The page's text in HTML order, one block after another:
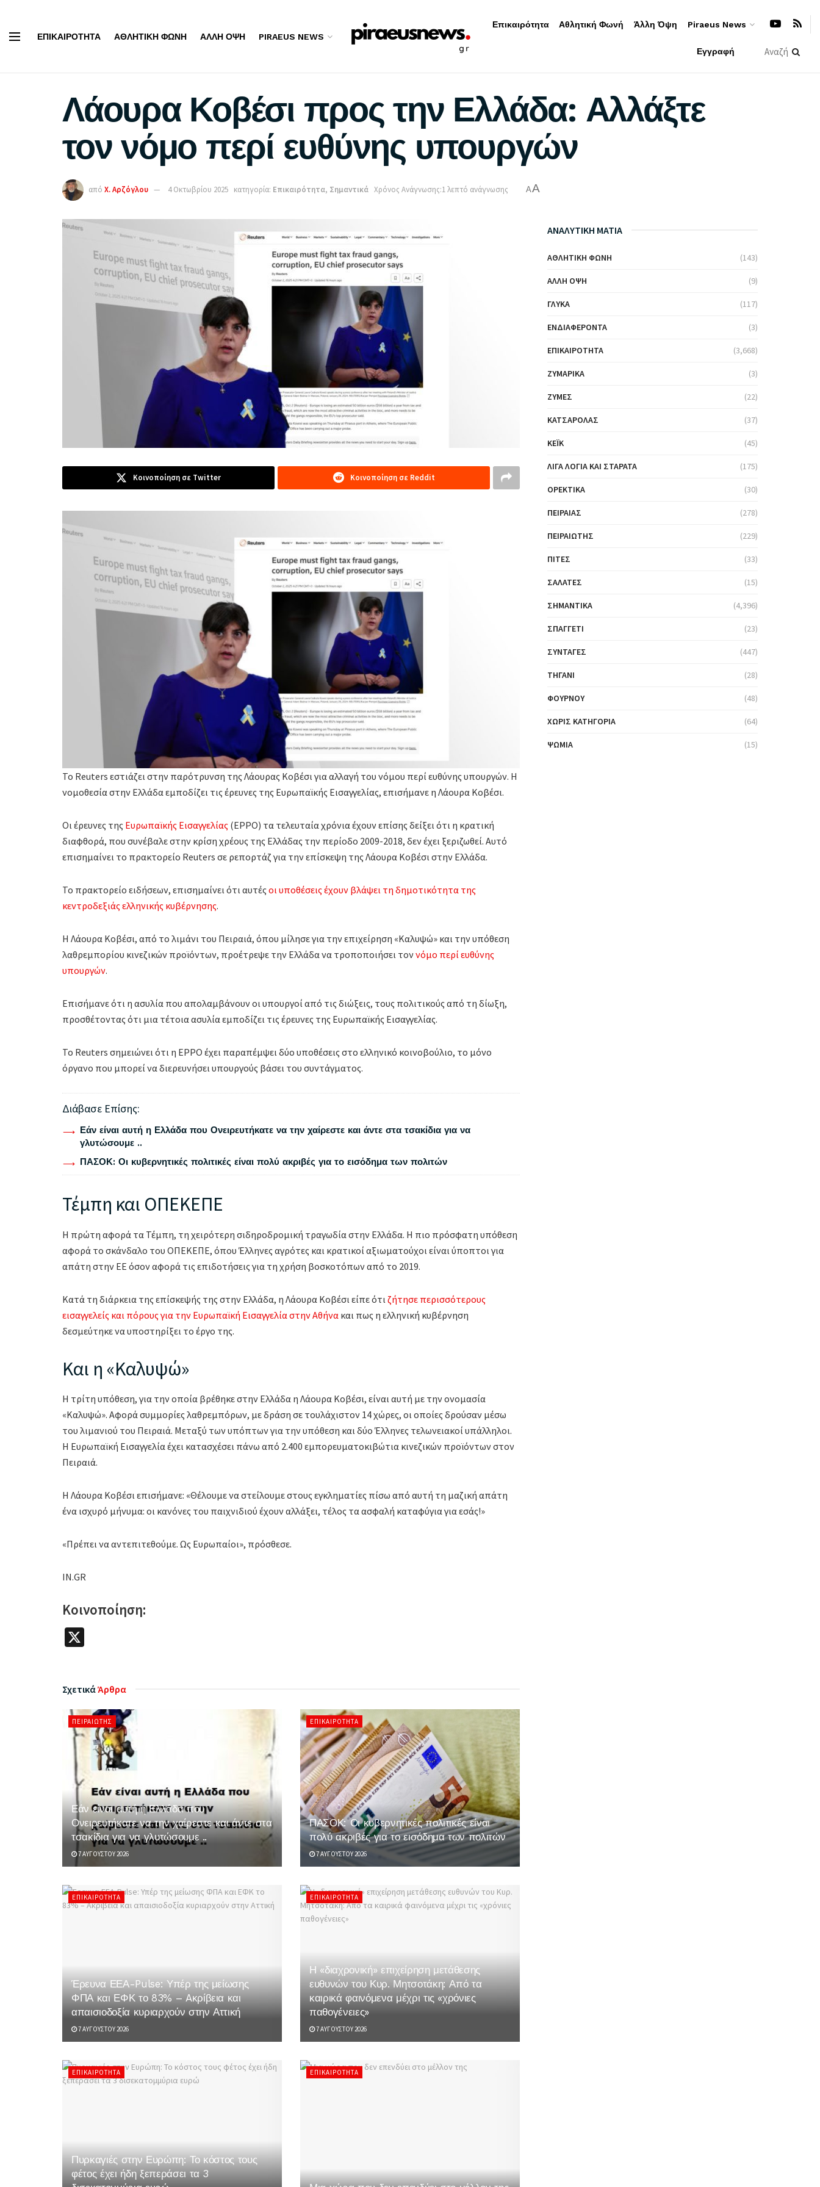
ΕΠΙΚΑΙΡΌΤΗΤΑ ΑΘΛΗΤΙΚΉ ΦΩΝΉ ΆΛΛΗ ΌΨΗ PIRAEUS NEWS
Επικαιρότητα Αθλητική Φωνή Άλλη Όψη Piraeus News
Εγγραφή
Λάουρα Κοβέσι προς την Ελλάδα: Αλλάξτε
τον νόμο περί ευθύνης υπουργών
από Χ. Αρζόγλου 4 Οκτωβρίου 2025 κατηγορία: Επικαιρότητα, Σημαντικά Χρόνος Ανάγνωσης:1 λεπτό ανάγνωσης AA
Κοινοποίηση σε Twitter Κοινοποίηση σε Reddit
To Reuters εστιάζει στην παρότρυνση της Λάουρας Κοβέσι για αλλαγή του νόμου περί ευθύνης υπουργών. Η
νομοθεσία στην Ελλάδα εμποδίζει τις έρευνες της Ευρωπαϊκής Εισαγγελίας, επισήμανε η Λάουρα Κοβέσι.
Οι έρευνες της Ευρωπαϊκής Εισαγγελίας (EPPO) τα τελευταία χρόνια έχουν επίσης δείξει ότι η κρατική
διαφθορά, που συνέβαλε στην κρίση χρέους της Ελλάδας την περίοδο 2009-2018, δεν έχει ξεριζωθεί. Αυτό
επισημαίνει το πρακτορείο Reuters σε ρεπορτάζ για την επίσκεψη της Λάουρα Κοβέσι στην Ελλάδα.
Το πρακτορείο ειδήσεων, επισημαίνει ότι αυτέςοι υποθέσεις έχουν βλάψει τη δημοτικότητα της
κεντροδεξιάς ελληνικής κυβέρνησης.
Η Λάουρα Κοβέσι, από το λιμάνι του Πειραιά, όπου μίλησε για την επιχείρηση «Καλυψώ» και την υπόθεση
λαθρεμπορίου κινεζικών προϊόντων, προέτρεψε την Ελλάδα να τροποποιήσει τοννόμο περί ευθύνης
υπουργών.
Επισήμανε ότι η ασυλία που απολαμβάνουν οι υπουργοί από τις διώξεις, τους πολιτικούς από τη δίωξη,
προσθέτοντας ότι μια τέτοια ασυλία εμποδίζει τις έρευνες της Ευρωπαϊκής Εισαγγελίας.
Το Reuters σημειώνει ότι η EPPO έχει παραπέμψει δύο υποθέσεις στο ελληνικό κοινοβούλιο, το μόνο
όργανο που μπορεί να διερευνήσει υπουργούς βάσει του συντάγματος.
Διάβασε Επίσης:
Εάν είναι αυτή η Ελλάδα που Ονειρευτήκατε να την χαίρεστε και άντε στα τσακίδια για να
γλυτώσουμε ..
ΠΑΣΟΚ: Οι κυβερνητικές πολιτικές είναι πολύ ακριβές για το εισόδημα των πολιτών
Τέμπη και ΟΠΕΚΕΠΕ
Η πρώτη αφορά τα Τέμπη, τη χειρότερη σιδηροδρομική τραγωδία στην Ελλάδα. Η πιο πρόσφατη υπόθεση
αφορά το σκάνδαλο του ΟΠΕΚΕΠΕ, όπου Έλληνες αγρότες και κρατικοί αξιωματούχοι είναι ύποπτοι για
απάτη στην ΕΕ όσον αφορά τις επιδοτήσεις για τη χρήση βοσκοτόπων από το 2019.
Κατά τη διάρκεια της επίσκεψής της στην Ελλάδα, η Λάουρα Κοβέσι είπε ότι ζήτησε περισσότερους
εισαγγελείς και πόρους για την Ευρωπαϊκή Εισαγγελία στην Αθήνα και πως η ελληνική κυβέρνηση
δεσμεύτηκε να υποστηρίξει το έργο της.
Και η «Καλυψώ»
Η τρίτη υπόθεση, για την οποία βρέθηκε στην Ελλάδα η Λάουρα Κοβέσι, είναι αυτή με την ονομασία
«Καλυψώ». Αφορά συμμορίες λαθρεμπόρων, με δράση σε τουλάχιστον 14 χώρες, οι οποίες δρούσαν μέσω
του λιμανιού του Πειραιά. Μεταξύ των υπόπτων για την υπόθεση και δύο Έλληνες τελωνειακοί υπάλληλοι.
Η Ευρωπαϊκή Εισαγγελία έχει κατασχέσει πάνω από 2.400 εμπορευματοκιβώτια κινεζικών προϊόντων στον
Πειραιά.
Η Λάουρα Κοβέσι επισήμανε: «Θέλουμε να στείλουμε στους εγκληματίες πίσω από αυτή τη μαζική απάτη
ένα ισχυρό μήνυμα: οι κανόνες του παιχνιδιού έχουν αλλάξει, τέλος τα ασφαλή καταφύγια για εσάς!»
«Πρέπει να αντεπιτεθούμε. Ως Ευρωπαίοι», πρόσθεσε.
IN.GR
Κοινοποίηση:
ΣχετικάΆρθρα
ΠΕΙΡΑΙΏΤΗΣ
Εάν είναι αυτή η Ελλάδα που
Ονειρευτήκατε να την χαίρεστε και άντε στα
τσακίδια για να γλυτώσουμε ..
7 ΑΥΓΟΎΣΤΟΥ 2026
ΕΠΙΚΑΙΡΌΤΗΤΑ
ΠΑΣΟΚ: Οι κυβερνητικές πολιτικές είναι
πολύ ακριβές για το εισόδημα των πολιτών
7 ΑΥΓΟΎΣΤΟΥ 2026
ΕΠΙΚΑΙΡΌΤΗΤΑ
Έρευνα ΕΕΑ-Pulse: Υπέρ της μείωσης
ΦΠΑ και ΕΦΚ το 83% – Aκρίβεια και
απαισιοδοξία κυριαρχούν στην Αττική
7 ΑΥΓΟΎΣΤΟΥ 2026
ΕΠΙΚΑΙΡΌΤΗΤΑ
Η «διαχρονική» επιχείρηση μετάθεσης
ευθυνών του Κυρ. Μητσοτάκη: Από τα
καιρικά φαινόμενα μέχρι τις «χρόνιες
παθογένειες»
7 ΑΥΓΟΎΣΤΟΥ 2026
ΕΠΙΚΑΙΡΌΤΗΤΑ
Πυρκαγιές στην Ευρώπη: Το κόστος τους
φέτος έχει ήδη ξεπεράσει τα 3
ΕΠΙΚΑΙΡΌΤΗΤΑ
ΑΝΑΛΥΤΙΚΗ ΜΑΤΙΑ
ΑΘΛΗΤΙΚΉ ΦΩΝΉ (143)
ΆΛΛΗ ΌΨΗ (9)
ΓΛΥΚΆ (117)
ΕΝΔΙΑΦΈΡΟΝΤΑ (3)
ΕΠΙΚΑΙΡΌΤΗΤΑ (3,668)
ΖΥΜΑΡΙΚΆ (3)
ΖΎΜΕΣ (22)
ΚΑΤΣΑΡΌΛΑΣ (37)
ΚΈΙΚ (45)
ΛΊΓΑ ΛΌΓΙΑ ΚΑΙ ΣΤΑΡΆΤΑ (175)
ΟΡΕΚΤΙΚΆ (30)
ΠΕΙΡΑΙΆΣ (278)
ΠΕΙΡΑΙΏΤΗΣ (229)
ΠΊΤΕΣ (33)
ΣΑΛΆΤΕΣ (15)
ΣΗΜΑΝΤΙΚΆ (4,396)
ΣΠΑΓΓΈΤΙ (23)
ΣΥΝΤΑΓΈΣ (447)
ΤΗΓΆΝΙ (28)
ΦΟΎΡΝΟΥ (48)
ΧΩΡΊΣ ΚΑΤΗΓΟΡΊΑ (64)
ΨΩΜΙΆ (15)